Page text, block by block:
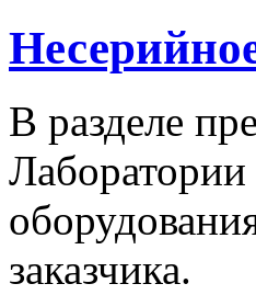
В разделе
Лаборатории
заказчика.